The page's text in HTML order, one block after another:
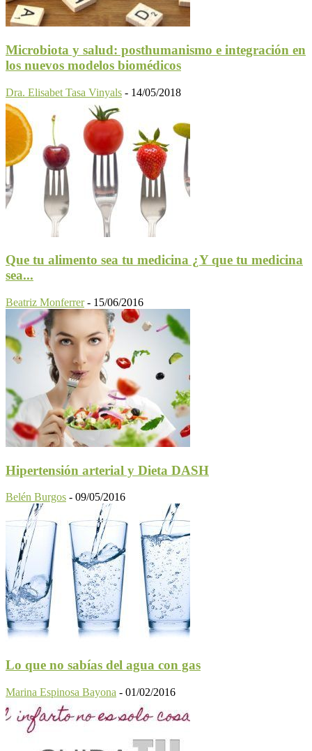
Microbiota y salud: posthumanismo e integración en
los nuevos modelos biomédicos
Dra. Elisabet Tasa Vinyals - 14/05/2018
Que tu alimento sea tu medicina ¿Y que tu medicina
sea...
Beatriz Monferrer - 15/06/2016
Hipertensión arterial y Dieta DASH
Belén Burgos - 09/05/2016
Lo que no sabías del agua con gas
Marina Espinosa Bayona - 01/02/2016